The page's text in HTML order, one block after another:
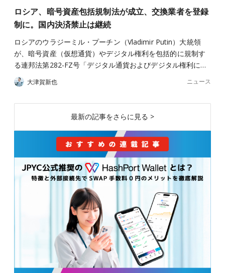
ロシア、暗号資産包括規制法が成立、交換業者を登録
制に。国内決済禁止は継続
ロシアのウラジーミル・プーチン（Vladimir Putin）大統領
が、暗号資産（仮想通貨）やデジタル権利を包括的に規制す
る連邦法第282-FZ号「デジタル通貨およびデジタル権利に…
大津賀新也 ニュース
最新の記事をさらに見る >